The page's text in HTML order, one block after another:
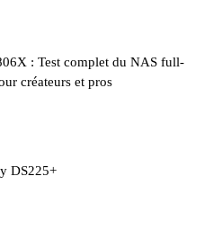
: Test complet du NAS full-
créateurs et pros
DS225+